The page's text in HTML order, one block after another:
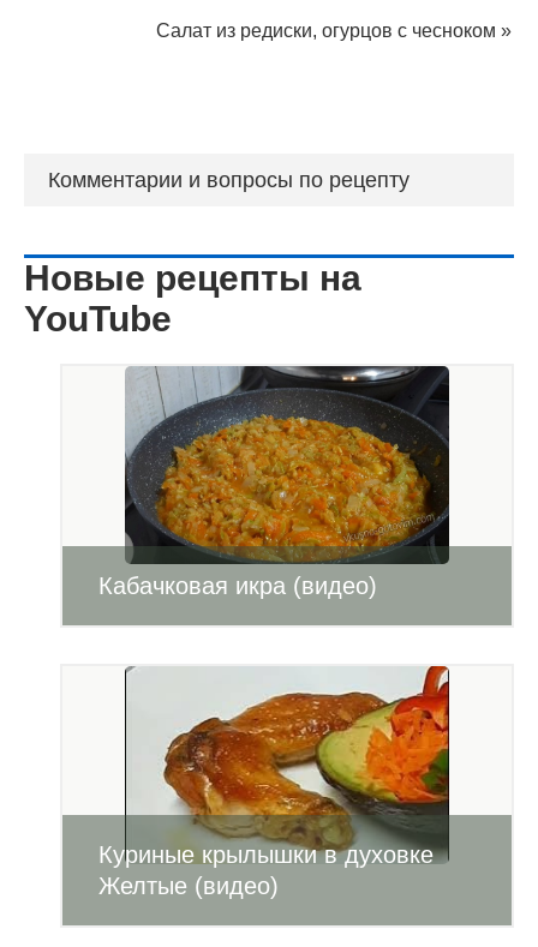
Салат из редиски, огурцов с чесноком »
Комментарии и вопросы по рецепту
Новые рецепты на
YouTube
Кабачковая икра (видео)
Куриные крылышки в духовке
Желтые (видео)